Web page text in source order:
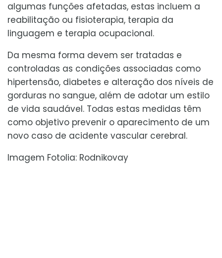
algumas funções afetadas, estas incluem a
reabilitação ou fisioterapia, terapia da
linguagem e terapia ocupacional.
Da mesma forma devem ser tratadas e
controladas as condições associadas como
hipertensão, diabetes e alteração dos níveis de
gorduras no sangue, além de adotar um estilo
de vida saudável. Todas estas medidas têm
como objetivo prevenir o aparecimento de um
novo caso de acidente vascular cerebral.
Imagem Fotolia: Rodnikovay